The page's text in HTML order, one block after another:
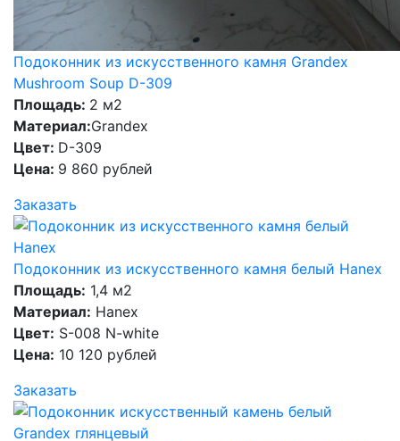
Подоконник из искусственного камня Grandex
Mushroom Soup D-309
Площадь: 2 м2
Материал:Grandex
Цвет: D-309
Цена: 9 860 рублей
Заказать
Подоконник из искусственного камня белый Hanex
Площадь: 1,4 м2
Материал: Hanex
Цвет: S-008 N-white
Цена: 10 120 рублей
Заказать